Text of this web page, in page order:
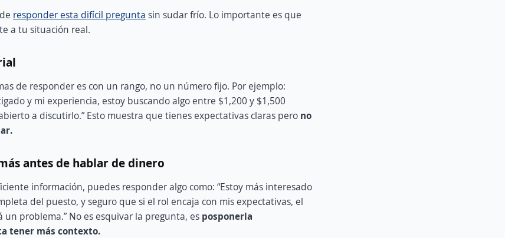
responder esta difícil pregunta sin sudar frío. Lo importante es que
a tu situación real.
de responder es con un rango, no un número fijo. Por ejemplo:
y mi experiencia, estoy buscando algo entre $1,200 y $1,500
a discutirlo.” Esto muestra que tienes expectativas claras pero no
antes de hablar de dinero
información, puedes responder algo como: “Estoy más interesado
del puesto, y seguro que si el rol encaja con mis expectativas, el
un problema.” No es esquivar la pregunta, es posponerla
tener más contexto.